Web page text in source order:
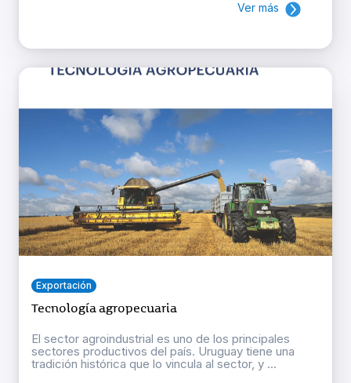
Ver más
Exportación
Tecnología agropecuaria
El sector agroindustrial es uno de los principales
sectores productivos del país. Uruguay tiene una
tradición histórica que lo vincula al sector, y ...